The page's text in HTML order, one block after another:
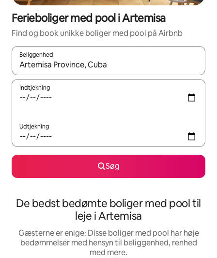
Ferieboliger med pool i Artemisa
Find og book unikke boliger med pool på Airbnb
Beliggenhed
Når resultaterne er tilgængelige, skal du navigere med
Indtjekning
Udtjekning
Søg
De bedst bedømte boliger med pool til
leje i Artemisa
Gæsterne er enige: Disse boliger med pool har høje
bedømmelser med hensyn til beliggenhed, renhed
med mere.